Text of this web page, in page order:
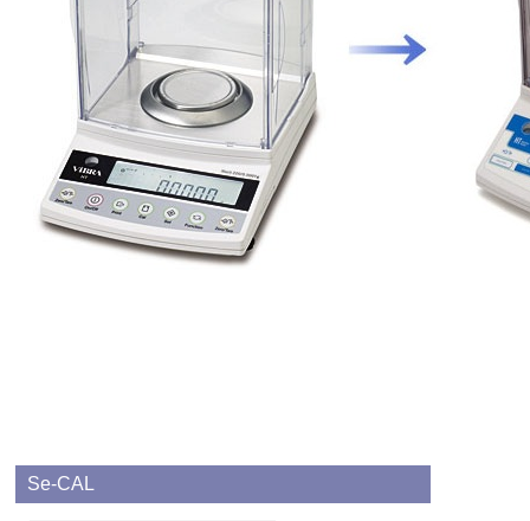
Se-CAL